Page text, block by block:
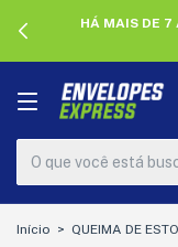
HÁ MAIS DE
Início > QUEIMA DE